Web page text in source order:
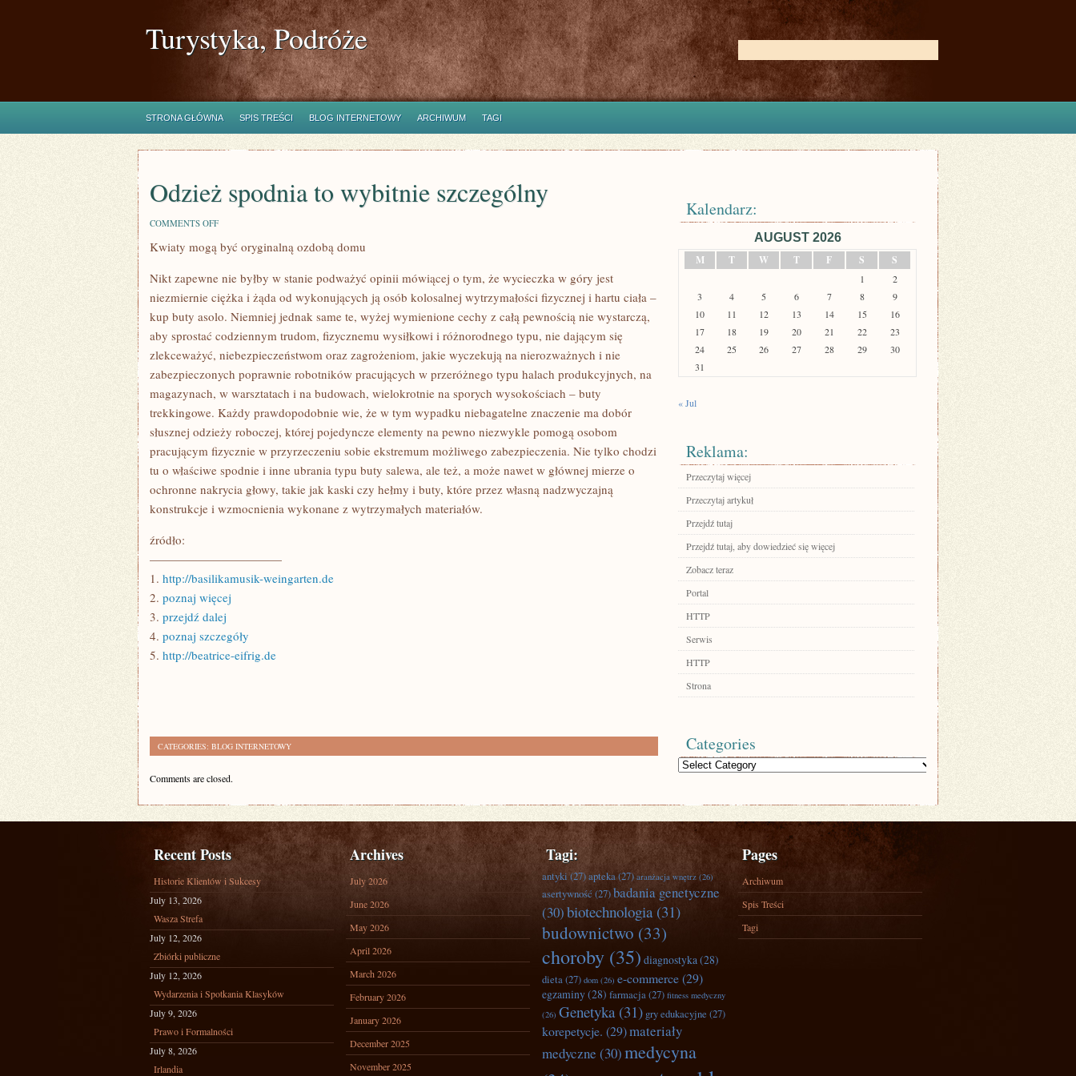
Turystyka, Podróże
STRONA GŁÓWNA SPIS TREŚCI BLOG INTERNETOWY ARCHIWUM TAGI
Odzież spodnia to wybitnie szczególny
COMMENTS OFFON
SPODNIA
TO
SZCZEGÓLNY
Kwiaty mogą być oryginalną ozdobą domu
Nikt zapewne nie byłby w stanie podważyć opinii mówiącej o tym, że wycieczka w góry jest
niezmiernie ciężka i żąda od wykonujących ją osób kolosalnej wytrzymałości fizycznej i hartu ciała –
kup buty asolo. Niemniej jednak same te, wyżej wymienione cechy z całą pewnością nie wystarczą,
aby sprostać codziennym trudom, fizycznemu wysiłkowi i różnorodnego typu, nie dającym się
zlekceważyć, niebezpieczeństwom oraz zagrożeniom, jakie wyczekują na nierozważnych i nie
zabezpieczonych poprawnie robotników pracujących w przeróżnego typu halach produkcyjnych, na
magazynach, w warsztatach i na budowach, wielokrotnie na sporych wysokościach – buty
trekkingowe. Każdy prawdopodobnie wie, że w tym wypadku niebagatelne znaczenie ma dobór
słusznej odzieży roboczej, której pojedyncze elementy na pewno niezwykle pomogą osobom
pracującym fizycznie w przyrzeczeniu sobie ekstremum możliwego zabezpieczenia. Nie tylko chodzi
tu o właściwe spodnie i inne ubrania typu buty salewa, ale też, a może nawet w głównej mierze o
ochronne nakrycia głowy, takie jak kaski czy hełmy i buty, które przez własną nadzwyczajną
konstrukcje i wzmocnienia wykonane z wytrzymałych materiałów.
źródło:
———————————
1. http://basilikamusik-weingarten.de
2. poznaj więcej
3. przejdź dalej
4. poznaj szczegóły
5. http://beatrice-eifrig.de
CATEGORIES: BLOG INTERNETOWY
Comments are closed.
Kalendarz:
AUGUST 2026
M
T W T F S S
1
2
3
4 5 6 7 8
9
10
11 12 13 14 15
16
17
18 19 20 21 22
23
24
25 26 27 28 29
30
31
« Jul
Reklama:
Przeczytaj więcej
Przeczytaj artykuł
Przejdź tutaj
Przejdź tutaj, aby dowiedzieć się więcej
Zobacz teraz
Portal
HTTP
Serwis
HTTP
Strona
Categories
Categories
Recent Posts
Historie Klientów i Sukcesy
July 13, 2026
Wasza Strefa
July 12, 2026
Zbiórki publiczne
July 12, 2026
Wydarzenia i Spotkania Klasyków
July 9, 2026
Prawo i Formalności
July 8, 2026
Irlandia
Archives
July 2026
June 2026
May 2026
April 2026
March 2026
February 2026
January 2026
December 2025
November 2025
Tagi:
antyki(27)apteka(27) aranżacja wnętrz (26)
asertywność (27)badania genetyczne
(30)biotechnologia(31)
budownictwo (33)
choroby (35) diagnostyka(28)
dieta(27) dom (26) e-commerce(29)
egzaminy(28) farmacja(27) fitness medyczny
(26) Genetyka(31) gry edukacyjne (27)
korepetycje. (29)materiały
medyczne (30)medycyna
Pages
Archiwum
Spis Treści
Tagi